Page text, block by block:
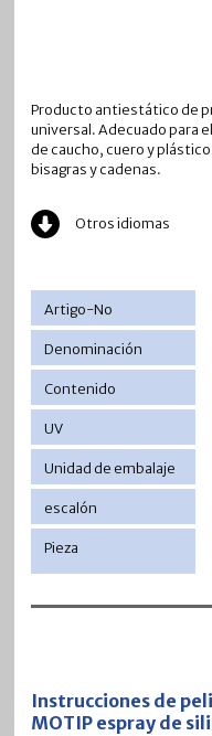
Producto antiestático de
universal. Adecuado para
de caucho, cuero y
bisagras y cadenas.
Otros idiomas
Instrucciones de
MOTIP espray de